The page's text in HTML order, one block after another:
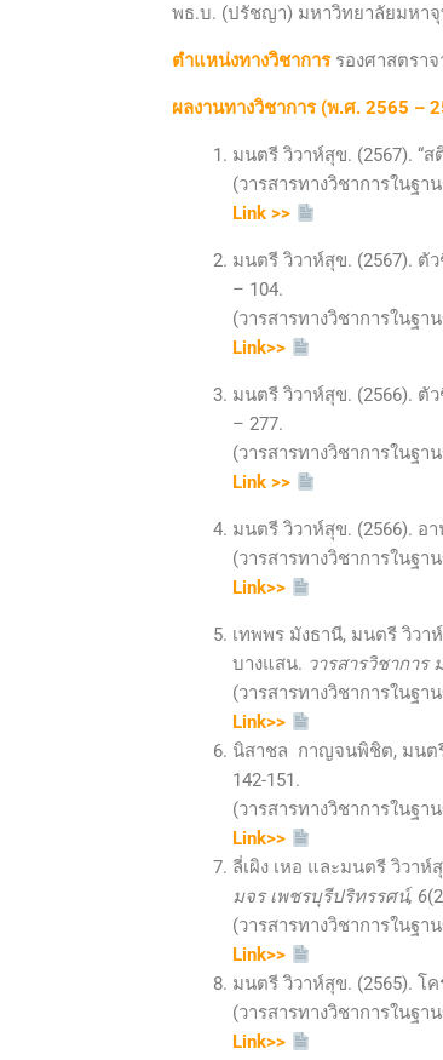
พธ.บ. (ปรัชญา) มหาวิทยาลัยมหา
ตำแหน่งทางวิชาการรองศาสตราจ
ผลงานทางวิชาการ (พ.ศ. 2565
มนตรี วิวาห์สุข. (2567). “
(วารสารทางวิชาการในฐ
Link >>
มนตรี วิวาห์สุข. (2567). ตั
– 104.
(วารสารทางวิชาการในฐ
Link>>
มนตรี วิวาห์สุข. (2566). ตั
– 277.
(วารสารทางวิชาการในฐ
Link >>
มนตรี วิวาห์สุข. (2566). อ
(วารสารทางวิชาการในฐ
Link>>
เทพพร มังธานี, มนตรี วิว
บางแสน. วารสารวิชากา
(วารสารทางวิชาการในฐ
Link>>
นิสาชล กาญจนพิชิต, มนต
142-151.
(วารสารทางวิชาการในฐ
Link>>
ลี่เผิง เหอ และมนตรี วิวา
มจร เพชรบุรีปริทรรศน์, 6
(วารสารทางวิชาการในฐ
Link>>
มนตรี วิวาห์สุข. (2565). โ
(วารสารทางวิชาการในฐ
Link>>